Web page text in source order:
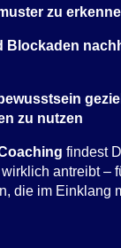
zu
Blockaden
zu nutzen
findest
antreibt –
die im Einklang